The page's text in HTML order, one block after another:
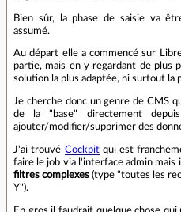
Bien sûr, la phase de saisie va
assumé.
Au départ elle a commencé sur
partie, mais en y regardant de plus
solution la plus adaptée, ni surtout la
Je cherche donc un genre de CMS
de la "base" directement
ajouter/modifier/supprimer des
J'ai trouvé Cockpitqui est
faire le job via l'interface admin mais
filtres complexes (type "toutes les
Y").